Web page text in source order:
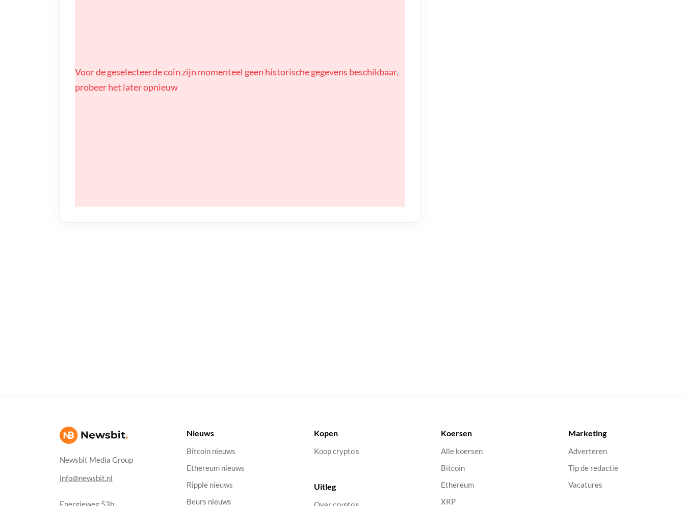
Voor de geselecteerde coin zijn momenteel geen historische gegevens beschikbaar,
probeer het later opnieuw
Newsbit Media Group
info@newsbit.nl
Energieweg 53b
Nieuws
Bitcoin nieuws
Ethereum nieuws
Ripple nieuws
Beurs nieuws
Kopen
Koop crypto’s
Uitleg
Koersen
Alle koersen
Bitcoin
Ethereum
XRP
Marketing
Adverteren
Tip de redactie
Vacatures